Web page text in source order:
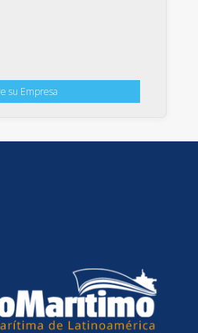
su Empresa